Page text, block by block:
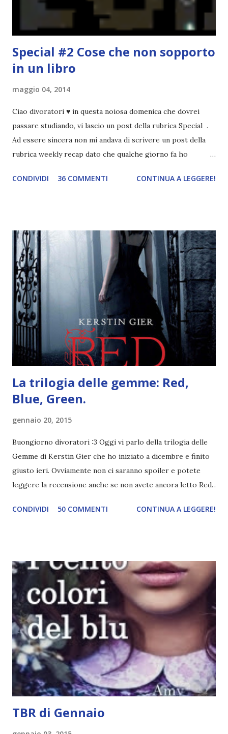
TBR+OBIETTIVI Questa è la mia tbr del mese...
Special #2 Cose che non sopporto
in un libro
maggio 04, 2014
Ciao divoratori ♥ in questa noiosa domenica che dovrei
passare studiando, vi lascio un post della rubrica Special .
Ad essere sincera non mi andava di scrivere un post della
rubrica weekly recap dato che qualche giorno fa ho
troppo creare un nuovo banner xD Nella puntata di oggi vi
di dire in un libro? Ad esempio, i capelli arruffati . TUTTI I
RAGAZZI nei libri hanno i capelli arruffati. Vabbè, c'è crisi, il
pettine costa. Dovrei regalarglielo io uno. O magari del gel.
Fatto sta che nella realtà i ragazzi con i capelli così
sembrano degli scappati di casa. Ah, poi ci sono le ciocche
ribelli. Che monelli, che trasgry. Oppure tutti i personaggi
dei libri sono dei grandi lettori, fatto sta che io non ho mai
trovato una scena in ...
CONDIVIDI 36 COMMENTI CONTINUA A LEGGERE!
La trilogia delle gemme: Red,
Blue, Green.
gennaio 20, 2015
Buongiorno divoratori :3 Oggi vi parlo della trilogia delle
Gemme di Kerstin Gier che ho iniziato a dicembre e finito
giusto ieri. Ovviamente non ci saranno spoiler e potete
leggere la recensione anche se non avete ancora letto Red.
Green sono state delle letture molto piacevoli ma non
potete capire le mie aspettative! Innanzitutto, se la Gier o
la ce avesse deciso di pubblicare la trilogia in un unico libro,
probabilmente lo avrei apprezzato molto di più. Red è
molto introduttivo, nel senso che in trecento pagine non
succede un bel niente. E non ha nemmeno un finale ._.
finisce esattamente nel bel mezzo della storia (anzi, quale
"mezzo" della storia? Questa storia ha praticamente solo
l'inizio!). Stessa cosa con Blue , stessa...
CONDIVIDI 50 COMMENTI CONTINUA A LEGGERE!
TBR di Gennaio